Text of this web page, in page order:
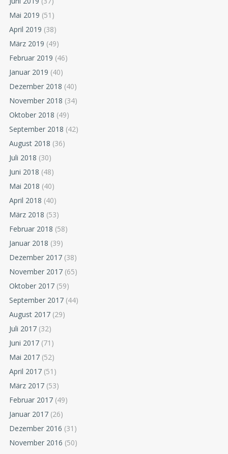
Mai 2019 (51)
April 2019 (38)
März 2019 (49)
Februar 2019 (46)
Januar 2019 (40)
Dezember 2018 (40)
November 2018 (34)
Oktober 2018 (49)
September 2018 (42)
August 2018 (36)
Juli 2018 (30)
Juni 2018 (48)
Mai 2018 (40)
April 2018 (40)
März 2018 (53)
Februar 2018 (58)
Januar 2018 (39)
Dezember 2017 (38)
November 2017 (65)
Oktober 2017 (59)
September 2017 (44)
August 2017 (29)
Juli 2017 (32)
Juni 2017 (71)
Mai 2017 (52)
April 2017 (51)
März 2017 (53)
Februar 2017 (49)
Januar 2017 (26)
Dezember 2016 (31)
November 2016 (50)